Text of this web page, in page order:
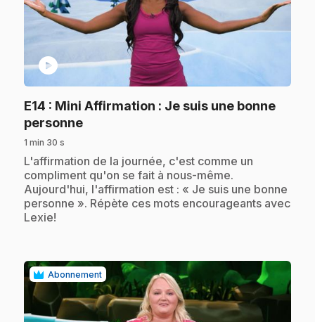
play_circle
E14 : Mini Affirmation : Je suis une bonne
personne.
1 min 30 s
.L'affirmation de la journée, c'est comme un
compliment qu'on se fait à nous-même.
Aujourd'hui, l'affirmation est : « Je suis une bonne
personne ». Répète ces mots encourageants avec
Lexie!
Abonnement